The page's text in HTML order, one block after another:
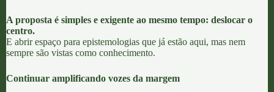
A proposta é simples e exigente ao mesmo tempo: deslocar o
centro.
E abrir espaço para epistemologias que já estão aqui, mas nem
sempre são vistas como conhecimento.
Continuar amplificando vozes da margem